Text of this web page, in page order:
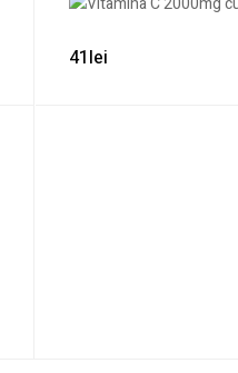
41lei